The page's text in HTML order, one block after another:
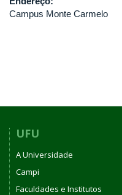
Campus Monte Carmelo
UFU
A Universidade
Campi
Faculdades e Institutos